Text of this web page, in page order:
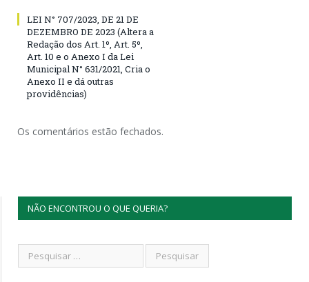
LEI N° 707/2023, DE 21 DE
DEZEMBRO DE 2023 (Altera a
Redação dos Art. 1º, Art. 5º,
Art. 10 e o Anexo I da Lei
Municipal N° 631/2021, Cria o
Anexo II e dá outras
providências)
Os comentários estão fechados.
NÃO ENCONTROU O QUE QUERIA?